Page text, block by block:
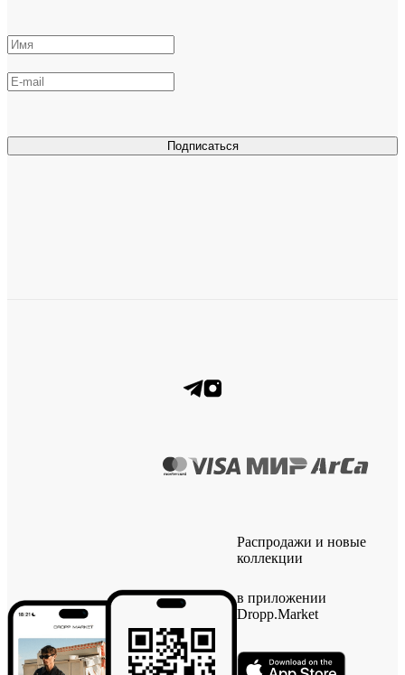
Подписаться
Распродажи и новые
коллекции
в приложении
Dropp.Market